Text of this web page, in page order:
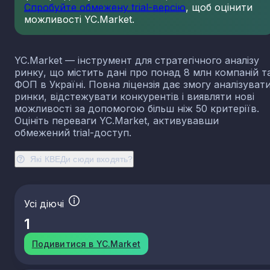
Які КВЕДи сюди входять?
Спробуйте обмежену trial-версію, щоб оцінити
можливості YC.Market.
YC.Market — інструмент для стратегічного аналізу
ринку, що містить дані про понад 8 млн компаній
ФОП в Україні. Повна ліцензія дає змогу
ринки, відстежувати конкурентів і виявляти нові
можливості за допомогою більш ніж 50 критеріїв.
Оцініть переваги YC.Market, активувавши
обмежений trial-доступ.
Усі діючі
1
Подивитися в YC.Market
23.13 Виробництво порожнистого скла
23.14 Виробництво скловолокна
23.20 Виробництво вогнетривких виробів
23.31 Виробництво керамічних плиток і плит
23.32 Виробництво цегли, черепиці та інших
виробів із випаленої глини
Виробництво господарських і декоративних
керамічних виробів
23.42 Виробництво керамічних санітарно-технічних
виробів
23.44 Виробництво інших керамічних виробів
23.49 Виробництво інших керамічних виробів
23.51 Виробництво цементу